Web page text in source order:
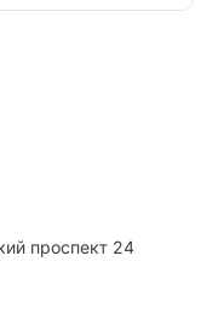
проспект 24